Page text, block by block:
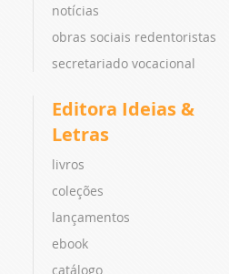
notícias
obras sociais redentoristas
secretariado vocacional
Editora Ideias &
Letras
livros
coleções
lançamentos
ebook
catálogo